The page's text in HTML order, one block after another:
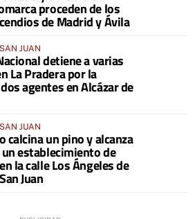
proceden de los
de Madrid y Ávila
JUAN
detiene a varias
La Pradera por la
agentes en Alcázar de
JUAN
calcina un pino y alcanza
un establecimiento de
la calle Los Ángeles de
Juan